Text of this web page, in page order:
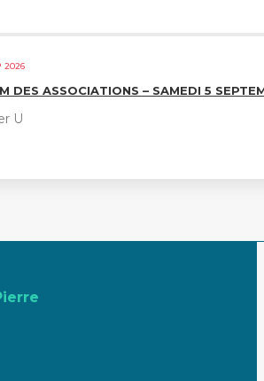
2026
DES ASSOCIATIONS – SAMEDI 5
U